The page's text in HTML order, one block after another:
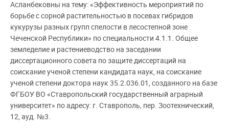
Асланбековны на тему: «Эффективность мероприятий по
борьбе с сорной растительностью в посевах гибридов
кукурузы разных групп спелости в лесостепной зоне
Чеченской Республики» по специальности 4.1.1. Общее
земледелие и растениеводство на заседании
диссертационного совета по защите диссертаций на
соискание ученой степени кандидата наук, на соискание
ученой степени доктора наук 35.2.036.01, созданного на базе
ФГБОУ ВО «Ставропольский государственный аграрный
университет» по адресу: г. Ставрополь, пер. Зоотехнический,
12, ауд. №3.